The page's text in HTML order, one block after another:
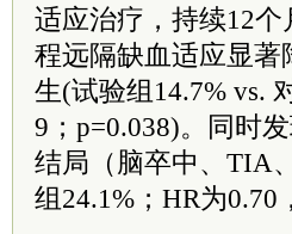
适应治疗，持续12
程远隔缺血适应显
生(试验组14.7% vs.
9；p=0.038)。同时
结局（脑卒中、TIA
组24.1%；HR为0.70